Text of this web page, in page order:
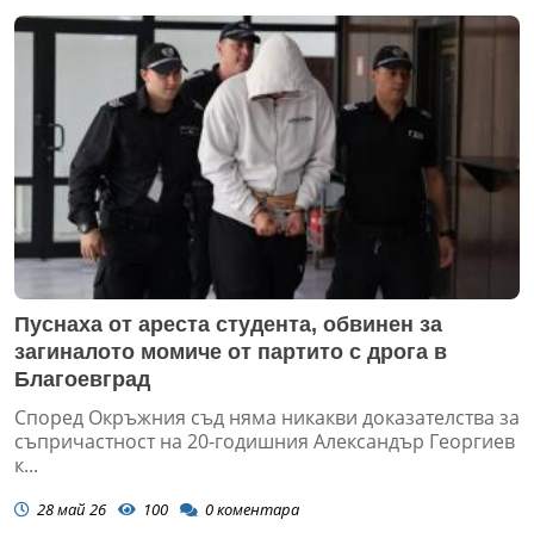
Пуснаха от ареста студента, обвинен за
загиналото момиче от партито с дрога в
Благоевград
Според Окръжния съд няма никакви доказателства за
съпричастност на 20-годишния Александър Георгиев
к...
28 май 26 100 0коментара